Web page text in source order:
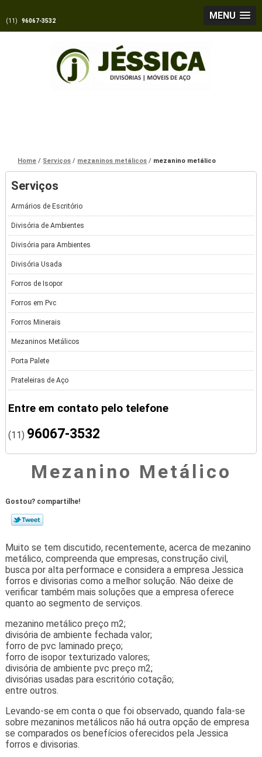
MENU
(11) 96067-3532
Home Serviços mezaninos metálicos mezanino metálico
Serviços
Armários de Escritório
Divisória de Ambientes
Divisória para Ambientes
Divisória Usada
Forros de Isopor
Forros em Pvc
Forros Minerais
Mezaninos Metálicos
Porta Palete
Prateleiras de Aço
Entre em contato pelo telefone
(11) 96067-3532
Mezanino Metálico
Gostou? compartilhe!
Muito se tem discutido, recentemente, acerca de mezanino
metálico, compreenda que empresas, construção civil,
busca por alta performace e considera a empresa Jessica
forros e divisorias como a melhor solução. Não deixe de
verificar também mais soluções que a empresa oferece
quanto ao segmento de serviços.
mezanino metálico preço m2;
divisória de ambiente fechada valor;
forro de pvc laminado preço;
forro de isopor texturizado valores;
divisória de ambiente pvc preço m2;
divisórias usadas para escritório cotação;
entre outros.
Levando-se em conta o que foi observado, quando fala-se
sobre mezaninos metálicos não há outra opção de empresa
se comparados os benefícios oferecidos pela Jessica
forros e divisorias.